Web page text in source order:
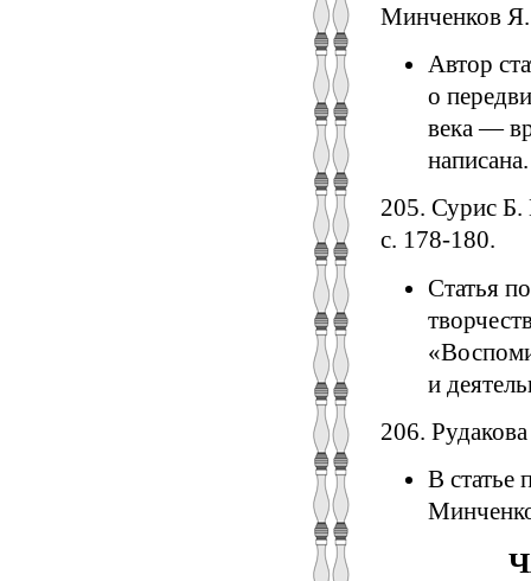
Минченков
Автор
о
века —
написана.
205. Сурис
с. 178-180.
Статья
и
206.
В статье